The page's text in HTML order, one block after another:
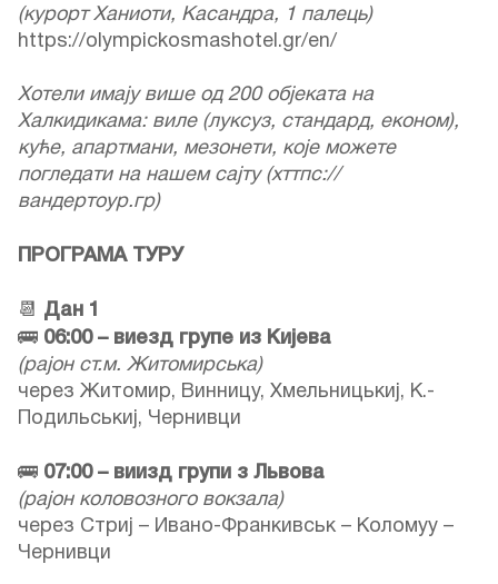
(курорт Ханиоти, Касандра, 1 палець)
https://olympickosmashotel.gr/en/
Хотели имају више од 200 објеката на
Халкидикама: виле (луксуз, стандард, економ),
куће, апартмани, мезонети, које можете
погледати на нашем сајту (хттпс://
вандертоур.гр)
ПРОГРАМА ТУРУ
📆 Дан 1
🚌 06:00 – виезд групе из Кијева
(рајон ст.м. Житомирська)
через Житомир, Винницу, Хмельницькиј, К.-
Подильськиј, Чернивци
🚌 07:00 – виизд групи з Львова
(рајон коловозного вокзала)
через Стриј – Ивано-Франкивськ – Коломуу –
Чернивци